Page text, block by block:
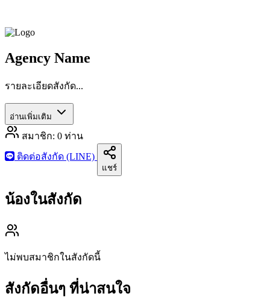
Agency Name
รายละเอียดสังกัด...
อ่านเพิ่มเติม
สมาชิก: 0 ท่าน
ติดต่อสังกัด (LINE)
แชร์
น้องในสังกัด
ไม่พบสมาชิกในสังกัดนี้
สังกัดอื่นๆ ที่น่าสนใจ